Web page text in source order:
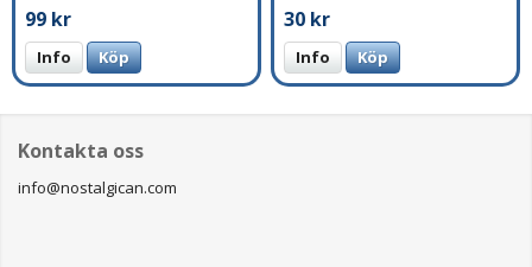
99 kr
Info Köp
30 kr
Info Köp
Kontakta oss
info@nostalgican.com